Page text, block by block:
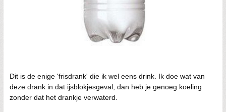
Dit is de enige 'frisdrank' die ik wel eens drink. Ik doe wat van
deze drank in dat ijsblokjesgeval, dan heb je genoeg koeling
zonder dat het drankje verwaterd.